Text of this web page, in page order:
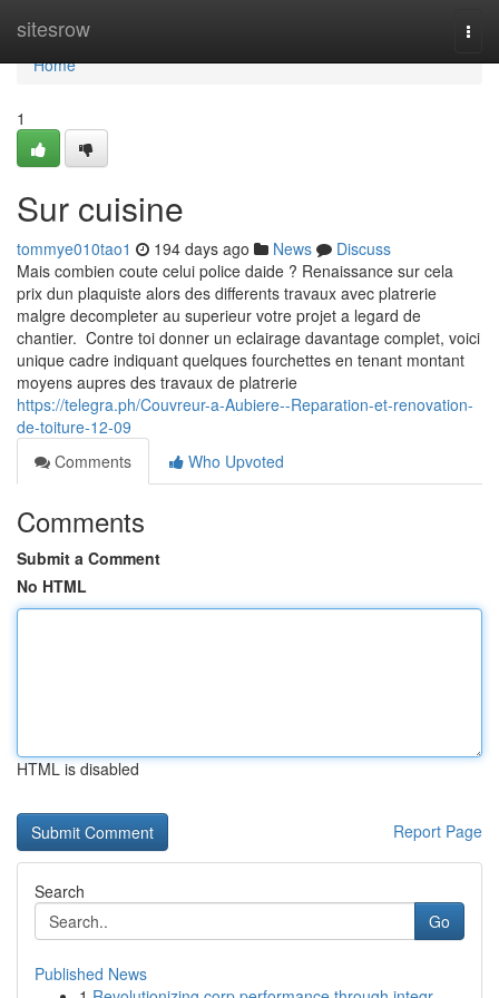
sitesrow
Home
Home
1
Sur cuisine
tommye010tao1 194 days ago News
Discuss
Mais combien coute celui police daide ? Renaissance sur cela
prix dun plaquiste alors des differents travaux avec platrerie
malgre decompleter au superieur votre projet a legard de
chantier. Contre toi donner un eclairage davantage complet, voici
unique cadre indiquant quelques fourchettes en tenant montant
moyens aupres des travaux de platrerie
https://telegra.ph/Couvreur-a-Aubiere--Reparation-et-renovation-
de-toiture-12-09
Comments
Who Upvoted
Comments
Submit a Comment
No HTML
HTML is disabled
Report Page
Search
Go
Published News